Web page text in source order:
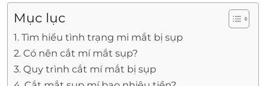
Mục lục
1. Tìm hiểu tình trạng mi mắt bị sụp
2. Có nên cắt mí mắt sụp?
3. Quy trình cắt mí mắt bị sụp